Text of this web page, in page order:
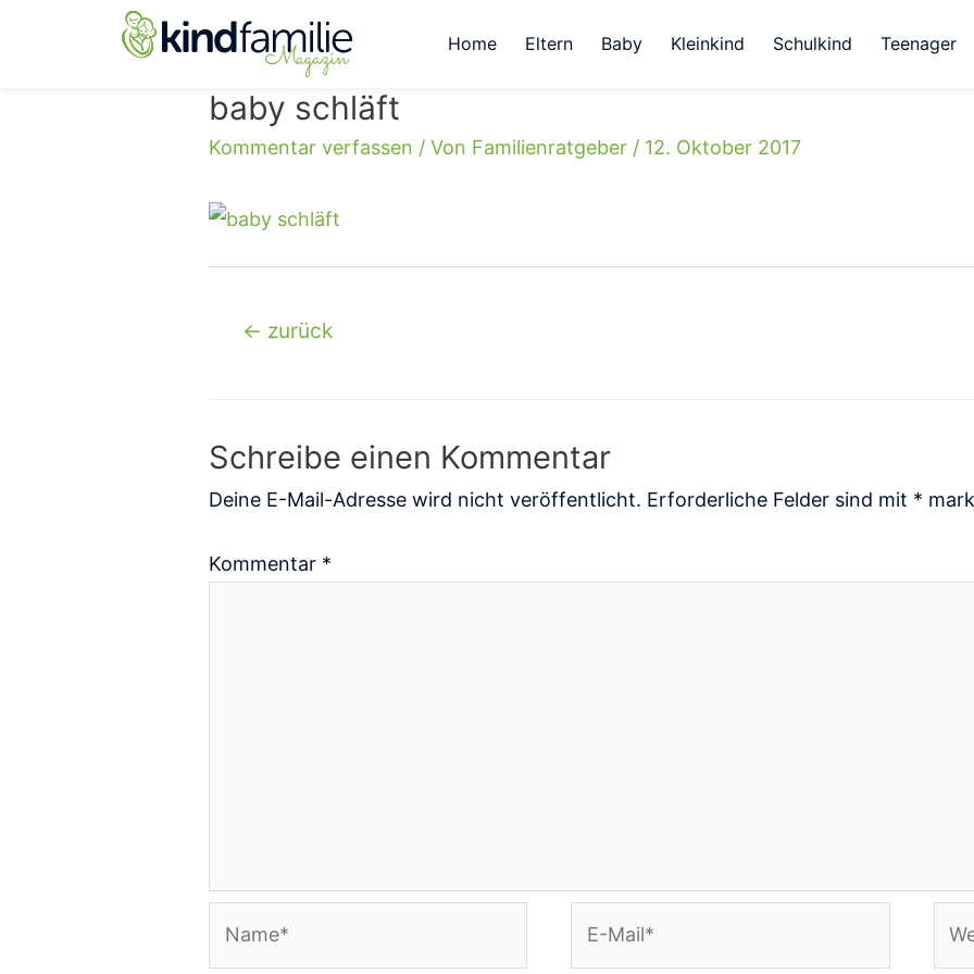
Home Eltern Baby Kleinkind Schulkind Teenager
baby schläft
Kommentar verfassen / Von Familienratgeber / 12. Oktober 2017
← zurück
Schreibe einen Kommentar
Deine E-Mail-Adresse wird nicht veröffentlicht. Erforderliche Felder sind mit *
Kommentar *